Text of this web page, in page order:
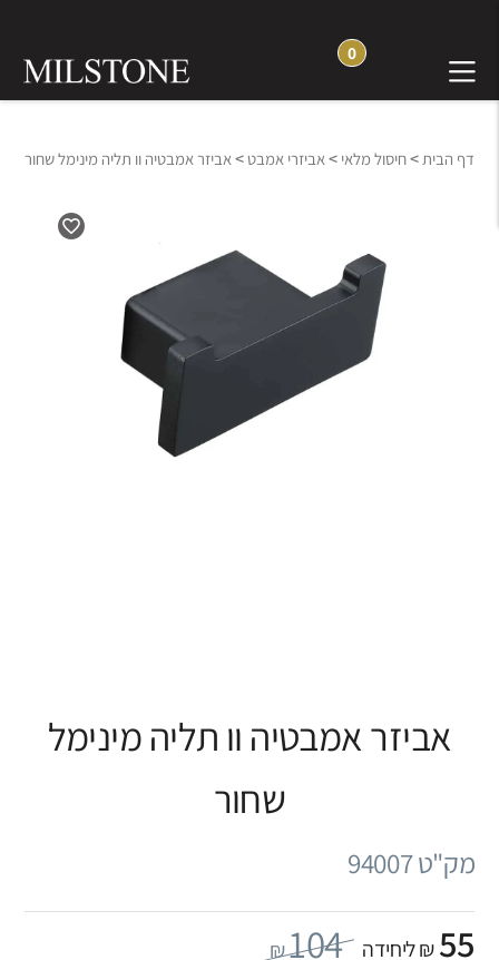
0
דף הבית>חיסול מלאי > אביזרי אמבט> אביזר אמבטיה וו תליה מינימל שחור
אביזר אמבטיה וו תליה מינימל
שחור
מק"ט 94007
55₪ ליחידה 104
₪